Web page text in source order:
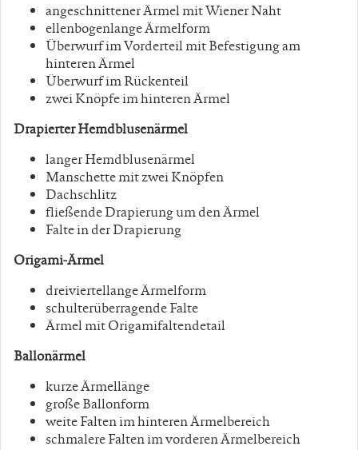
angeschnittener Ärmel mit Wiener Naht
ellenbogenlange Ärmelform
Überwurf im Vorderteil mit Befestigung am
hinteren Ärmel
Überwurf im Rückenteil
zwei Knöpfe im hinteren Ärmel
Drapierter Hemdblusenärmel
langer Hemdblusenärmel
Manschette mit zwei Knöpfen
Dachschlitz
fließende Drapierung um den Ärmel
Falte in der Drapierung
Origami-Ärmel
dreiviertellange Ärmelform
schulterüberragende Falte
Ärmel mit Origamifaltendetail
Ballonärmel
kurze Ärmellänge
große Ballonform
weite Falten im hinteren Ärmelbereich
schmalere Falten im vorderen Ärmelbereich